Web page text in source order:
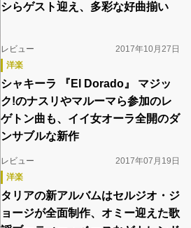
シらゲスト迎え、多彩な好曲揃い
レビュー
2017年10月27日
洋楽
シャキーラ 『El Dorado』 マジッ
ク!のナスリやマルーマら参加のレ
ゲトン曲も、イイ女オーラ全開のダ
ンサブルな新作
レビュー
2017年07月19日
洋楽
タリアの新アルバムはセルジオ・ジ
ョージが全面制作、オミー迎えた歌